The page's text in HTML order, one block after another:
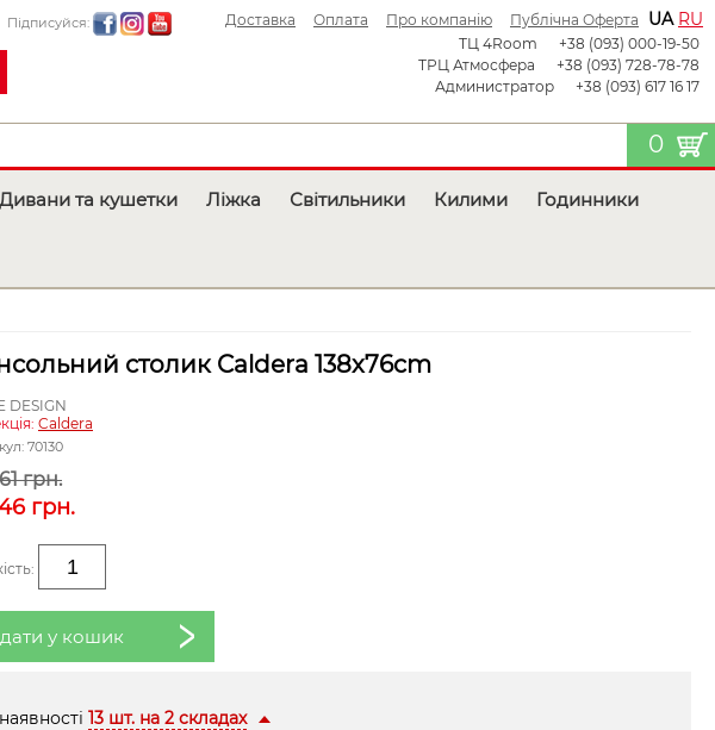
Підписуйся: Доставка Оплата Про компанію Публічна Оферта UA RU
ТЦ 4Room
+38 (093) 000-19-50
ТРЦ Атмосфера
+38 (093) 728-78-78
Администратор
+38 (093) 617 16 17
0
Дивани та кушетки Ліжка Світильники Килими Годинники
столик Caldera 138x76cm
DESIGN
Caldera
70130
грн.
грн.
у кошик
13 шт. на 2 складах